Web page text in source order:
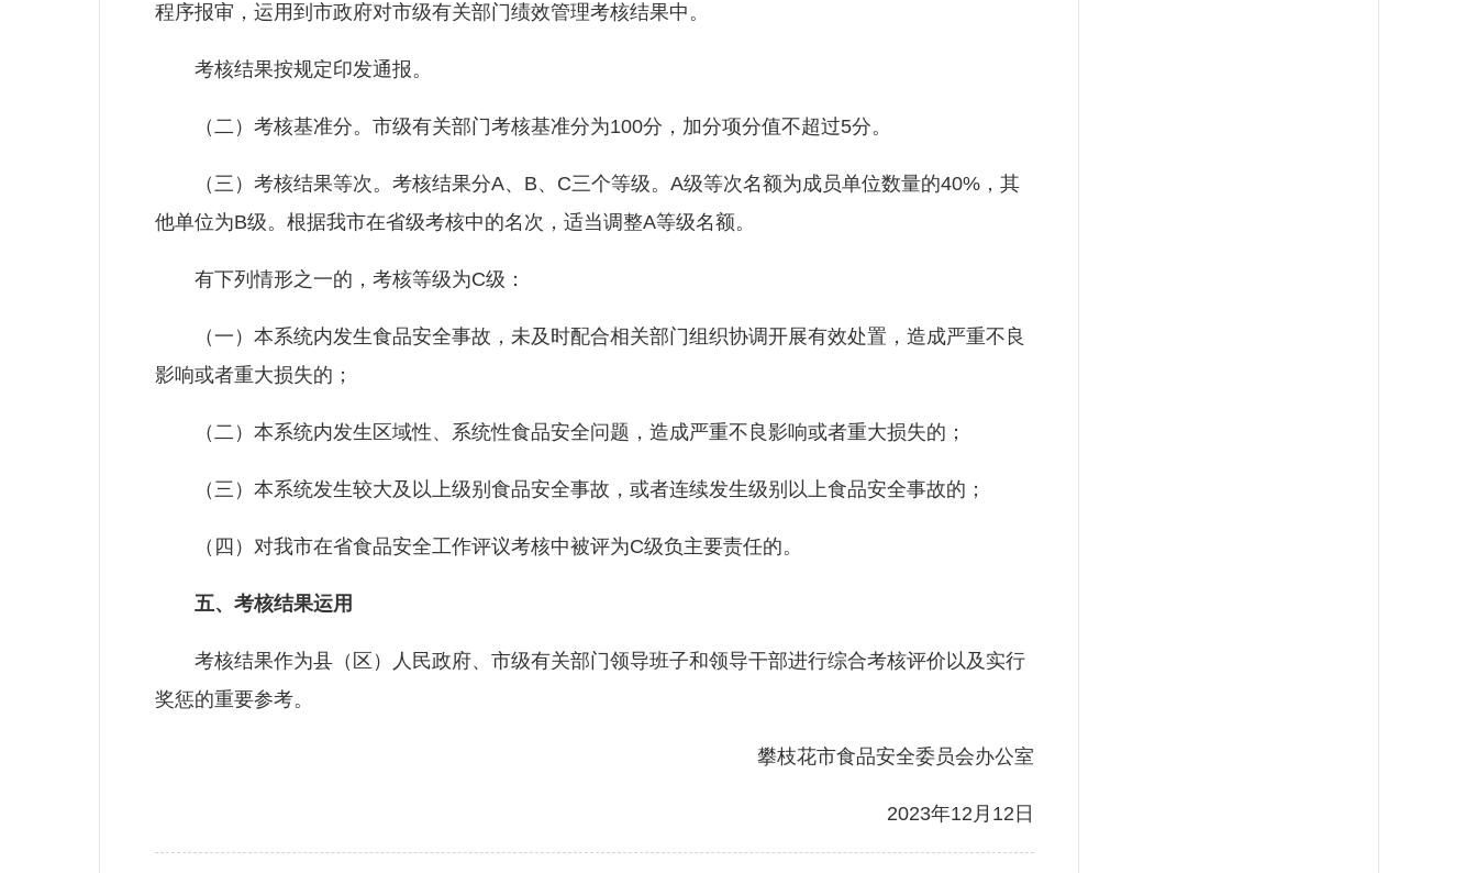
程序报审，运用到市政府对市级有关部门绩效管理考核结果中。
考核结果按规定印发通报。
（二）考核基准分。市级有关部门考核基准分为100分，加分项分值不超过5分。
（三）考核结果等次。考核结果分A、B、C三个等级。A级等次名额为成员单位数量的40%，其
他单位为B级。根据我市在省级考核中的名次，适当调整A等级名额。
有下列情形之一的，考核等级为C级：
（一）本系统内发生食品安全事故，未及时配合相关部门组织协调开展有效处置，造成严重不良
影响或者重大损失的；
（二）本系统内发生区域性、系统性食品安全问题，造成严重不良影响或者重大损失的；
（三）本系统发生较大及以上级别食品安全事故，或者连续发生级别以上食品安全事故的；
（四）对我市在省食品安全工作评议考核中被评为C级负主要责任的。
五、考核结果运用
考核结果作为县（区）人民政府、市级有关部门领导班子和领导干部进行综合考核评价以及实行
奖惩的重要参考。
攀枝花市食品安全委员会办公室
2023年12月12日